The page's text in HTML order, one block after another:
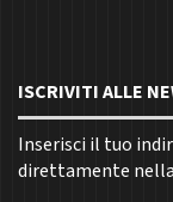
ISCRIVITI ALLE
Inserisci il tuo
direttamente